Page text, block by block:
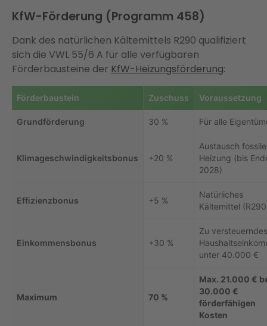
KfW-Förderung (Programm 458)
Dank des natürlichen Kältemittels R290 qualifiziert
sich die VWL 55/6 A für alle verfügbaren
Förderbausteine der KfW-Heizungsförderung:
Förderbaustein Zuschuss Voraussetzung
Grundförderung 30 % Für alle
Klimageschwindigkeitsbonus +20 %
Austausch
Heizung (bis
2028)
Effizienzbonus +5 %
Natürliches
Kältemittel
Einkommensbonus +30 %
Zu versteuerndes
unter 40.000 €
Maximum 70 %
Max. 21.000 €
30.000 €
förderfähigen
Kosten